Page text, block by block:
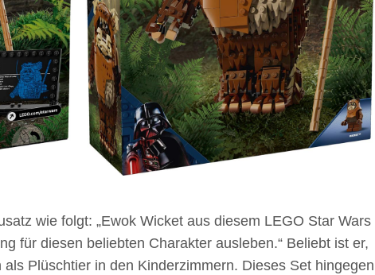
wie folgt: „Ewok Wicket aus diesem LEGO Star Wars
für diesen beliebten Charakter ausleben.“ Beliebt ist er,
Plüschtier in den Kinderzimmern. Dieses Set hingegen